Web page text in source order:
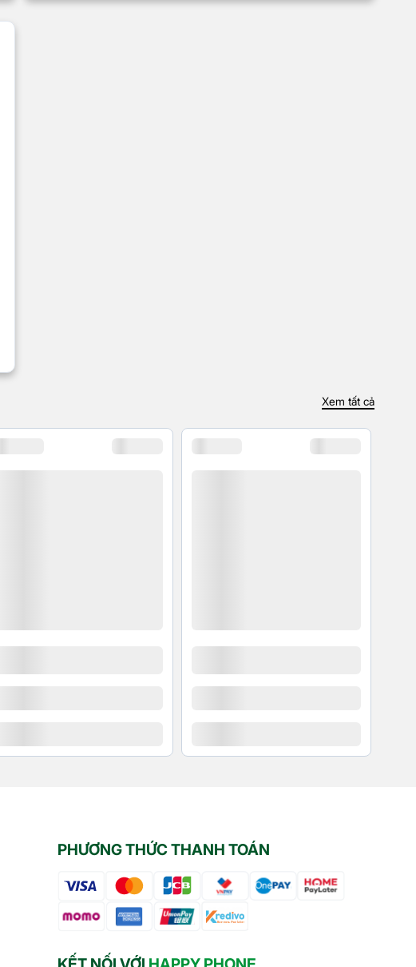
Xem tất cả
PHƯƠNG THỨC THANH TOÁN